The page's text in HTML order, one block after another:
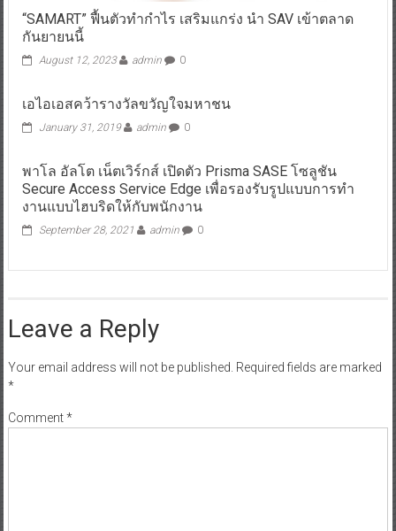
“SAMART” ฟื้นตัวทำกำไร เสริมแกร่ง นำ SAV เข้าตลาด
กันยายนนี้
August 12, 2023 admin 0
เอไอเอสคว้ารางวัลขวัญใจมหาชน
January 31, 2019 admin 0
พาโล อัลโต เน็ตเวิร์กส์ เปิดตัว Prisma SASE โซลูชัน
Secure Access Service Edge เพื่อรองรับรูปแบบการทำ
งานแบบไฮบริดให้กับพนักงาน
September 28, 2021 admin 0
Leave a Reply
Your email address will not be published. Required fields are marked
*
Comment*